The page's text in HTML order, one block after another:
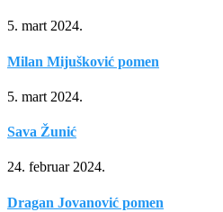
5. mart 2024.
Milan Mijušković pomen
5. mart 2024.
Sava Žunić
24. februar 2024.
Dragan Jovanović pomen